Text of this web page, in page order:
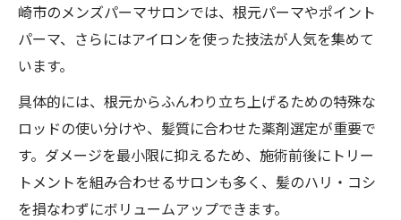
崎市のメンズパーマサロンでは、根元パーマやポイント
パーマ、さらにはアイロンを使った技法が人気を集めて
います。
具体的には、根元からふんわり立ち上げるための特殊な
ロッドの使い分けや、髪質に合わせた薬剤選定が重要で
す。ダメージを最小限に抑えるため、施術前後にトリー
トメントを組み合わせるサロンも多く、髪のハリ・コシ
を損なわずにボリュームアップできます。